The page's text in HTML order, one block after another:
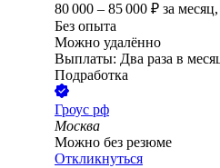
80 000 – 85 000 ₽ за месяц,
Без опыта
Можно удалённо
Выплаты: Два раза в
Подработка
Гроус рф
Москва
Можно без резюме
Откликнуться